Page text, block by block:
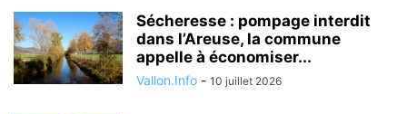
Sécheresse : pompage interdit
dans l’Areuse, la commune
appelle à économiser...
Vallon.Info - 10 juillet 2026